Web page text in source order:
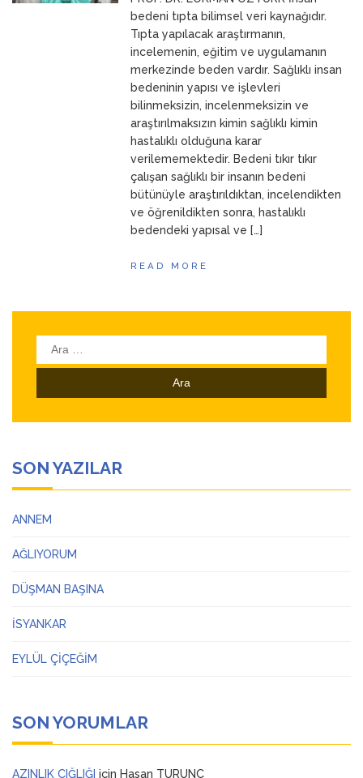
ANNEMbedeni tıpta bilimsel veri kaynağıdır.
Tıpta yapılacak araştırmanın,
incelemenin, eğitim ve uygulamanın
merkezinde beden vardır. Sağlıklı insan
bedeninin yapısı ve işlevleri
bilinmeksizin, incelenmeksizin ve
araştırılmaksızın kimin sağlıklı kimin
hastalıklı olduğuna karar
verilememektedir. Bedeni tıkır tıkır
çalışan sağlıklı bir insanın bedeni
bütünüyle araştırıldıktan, incelendikten
ve öğrenildikten sonra, hastalıklı
bedendeki yapısal ve […]
READ MORE
Arama:
SON YAZILAR
ANNEM
AĞLIYORUM
DÜŞMAN BAŞINA
İSYANKAR
EYLÜL ÇİÇEĞİM
SON YORUMLAR
AZINLIK ÇIĞLIĞI için Hasan TURUNÇ